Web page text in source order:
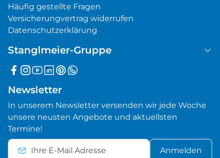
Häufig gestellte Fragen
Versicherungvertrag widerrufen
Datenschutzerklärung
Stanglmeier-Gruppe
Newsletter
In unserem Newsletter versenden wir jede Woche
unsere neusten Angebote und aktuellsten
Termine!
Anmelden